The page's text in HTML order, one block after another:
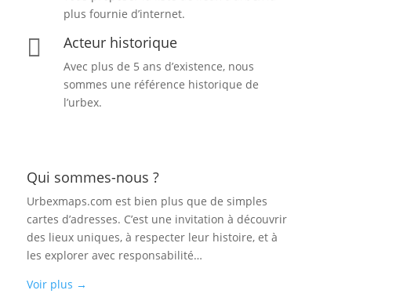
plus fournie d’internet.
 Acteur historique
Avec plus de 5 ans d’existence, nous
sommes une référence historique de
l’urbex.
Qui sommes-nous ?
Urbexmaps.com est bien plus que de simples
cartes d’adresses. C’est une invitation à découvrir
des lieux uniques, à respecter leur histoire, et à
les explorer avec responsabilité…
Voir plus →